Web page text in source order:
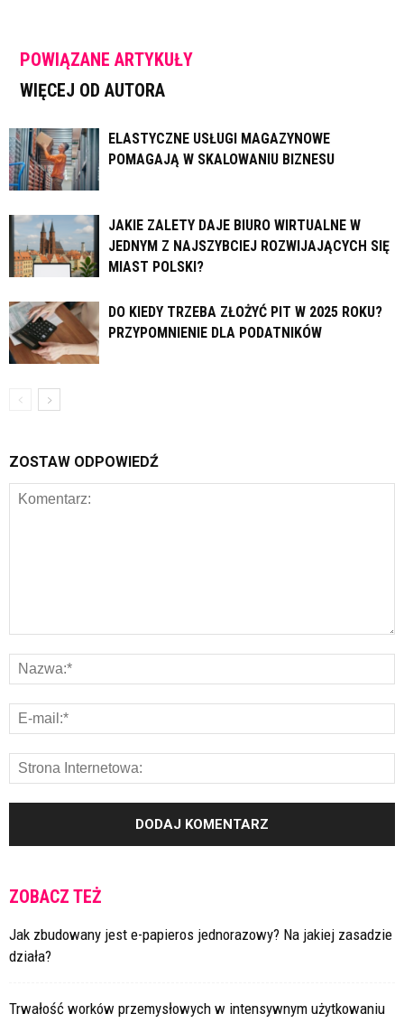
POWIĄZANE ARTYKUŁY
WIĘCEJ OD AUTORA
ELASTYCZNE USŁUGI MAGAZYNOWE
POMAGAJĄ W SKALOWANIU BIZNESU
JAKIE ZALETY DAJE BIURO WIRTUALNE W
JEDNYM Z NAJSZYBCIEJ ROZWIJAJĄCYCH SIĘ
MIAST POLSKI?
DO KIEDY TRZEBA ZŁOŻYĆ PIT W 2025 ROKU?
PRZYPOMNIENIE DLA PODATNIKÓW
ZOSTAW ODPOWIEDŹ
ZOBACZ TEŻ
Jak zbudowany jest e-papieros jednorazowy? Na jakiej zasadzie
działa?
Trwałość worków przemysłowych w intensywnym użytkowaniu